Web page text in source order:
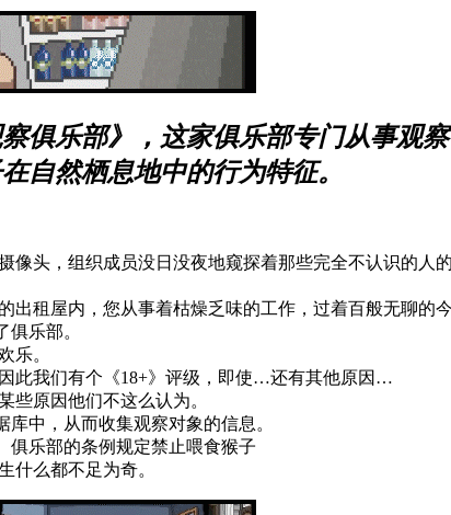
俱乐部》，这家俱乐部专门从事观
自然栖息地中的行为特征。
像头，组织成员没日没夜地窥探着那些完全不认识的人
出租屋内，您从事着枯燥乏味的工作，过着百般无聊的今
乐部。
乐。
此我们有个《18+》评级，即使…还有其他原因…
些原因他们不这么认为。
中，从而收集观察对象的信息。
俱乐部的条例规定禁止喂食猴子
什么都不足为奇。